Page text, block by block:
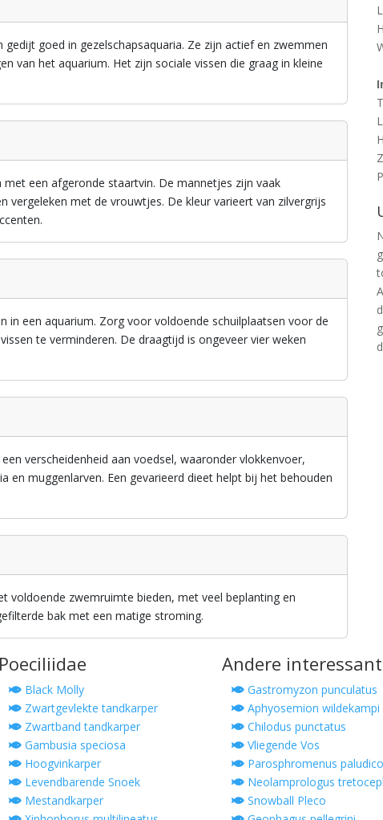
gedijt goed in gezelschapsaquaria. Ze zijn actief en zwemmen
van het aquarium. Het zijn sociale vissen die graag in kleine
een afgeronde staartvin. De mannetjes zijn vaak
vergeleken met de vrouwtjes. De kleur varieert van zilvergrijs
in een aquarium. Zorg voor voldoende schuilplaatsen voor de
te verminderen. De draagtijd is ongeveer vier weken
verscheidenheid aan voedsel, waaronder vlokkenvoer,
en muggenlarven. Een gevarieerd dieet helpt bij het behouden
voldoende zwemruimte bieden, met veel beplanting en
bak met een matige stroming.
Black Molly
Zwartgevlekte tandkarper
Zwartband tandkarper
Gambusia speciosa
Hoogvinkarper
Levendbarende Snoek
Mestandkarper
Andere
Gastromyzon punculatus
Aphyosemion wildekampi
Chilodus punctatus
Vliegende Vos
Parosphromenus
Neolamprologus
Snowball Pleco